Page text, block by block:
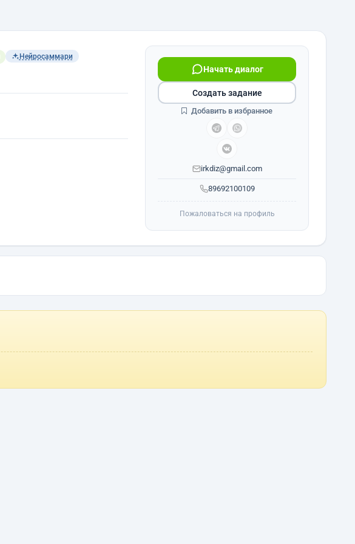
Нейросаммари
89692100109
Начать диалог
irkdiz@gmail.com
Создать задание
Добавить в избранное
Пожаловаться на профиль